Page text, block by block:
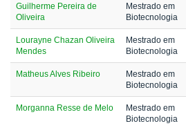
Guilherme Pereira de
Oliveira
Mestrado em
Biotecnologia
Lourayne Chazan Oliveira
Mendes
Mestrado em
Biotecnologia
Matheus Alves Ribeiro
Mestrado em
Biotecnologia
Morganna Resse de Melo
Mestrado em
Biotecnologia